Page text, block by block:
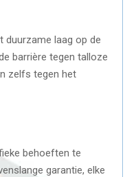
duurzame laag op de
barrière tegen talloze
zelfs tegen het
behoeften te
garantie, elke